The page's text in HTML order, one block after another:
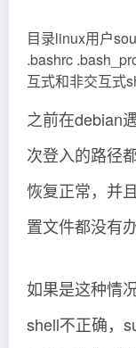
目录linux用户
.bashrc
互式和非交互式
之前在debian
次登入的路径
恢复正常，并
置文件都没有
如果是这种情
shell不正确，